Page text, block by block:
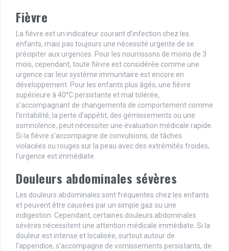
Fièvre
La fièvre est un indicateur courant d’infection chez les
enfants, mais pas toujours une nécessité urgente de se
précipiter aux urgences. Pour les nourrissons de moins de 3
mois, cependant, toute fièvre est considérée comme une
urgence car leur système immunitaire est encore en
développement. Pour les enfants plus âgés, une fièvre
supérieure à 40°C persistante et mal tolérée,
s’accompagnant de changements de comportement comme
l’irritabilité, la perte d’appétit, des gémissements ou une
somnolence, peut nécessiter une évaluation médicale rapide.
Si la fièvre s’accompagne de convulsions, de tâches
violacées ou rouges sur la peau avec des extrémités froides,
l’urgence est immédiate.
Douleurs abdominales sévères
Les douleurs abdominales sont fréquentes chez les enfants
et peuvent être causées par un simple gaz ou une
indigestion. Cependant, certaines douleurs abdominales
sévères nécessitent une attention médicale immédiate. Si la
douleur est intense et localisée, surtout autour de
l’appendice, s’accompagne de vomissements persistants, de